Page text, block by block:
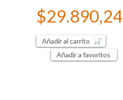
$29.890,24
Añadir al carrito
Añadir a favoritos